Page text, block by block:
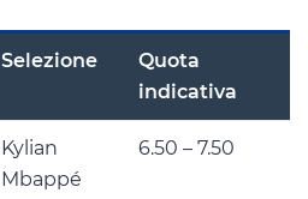
Selezione
Quota
indicativa
Kylian
Mbappé
6.50 – 7.50